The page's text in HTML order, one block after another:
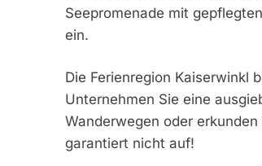
Seepromenade mit
ein.
Die Ferienregion Kaiserwinkl
Unternehmen Sie eine
Wanderwegen oder
garantiert nicht auf!